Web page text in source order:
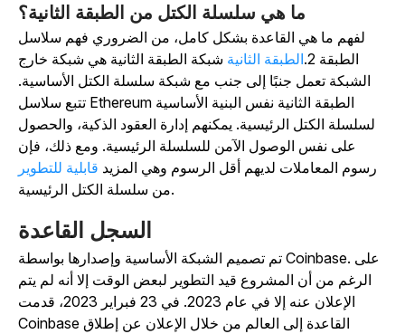
ما هي سلسلة الكتل من الطبقة الثانية؟
لفهم ما هي القاعدة بشكل كامل، من الضروري فهم سلاسل
الطبقة 2.
الطبقة الثانيةشبكة الطبقة الثانية هي شبكة خارج
الشبكة تعمل جنبًا إلى جنب مع شبكة سلسلة الكتل الأساسية.
تتبع سلاسل Ethereum الطبقة الثانية نفس البنية الأساسية
لسلسلة الكتل الرئيسية. يمكنهم إدارة العقودالذكية، والحصول
على نفس الوصول الآمن للسلسلة الرئيسية.ومع ذلك، فإن
رسوم المعاملات لديهم أقل الرسوم وهي المزيدقابلية للتطوير
السجل القاعدة
تم تصميم الشبكة الأساسية وإصدارها بواسطة Coinbase. على
الرغم من أن المشروع قيد التطوير لبعض الوقت إلا أنه لم يتم
الإعلان عنه إلا في عام 2023. في 23
فبراير 2023، قدمت
Coinbase القاعدة إلى العالم من خلال الإعلان عن إطلاق